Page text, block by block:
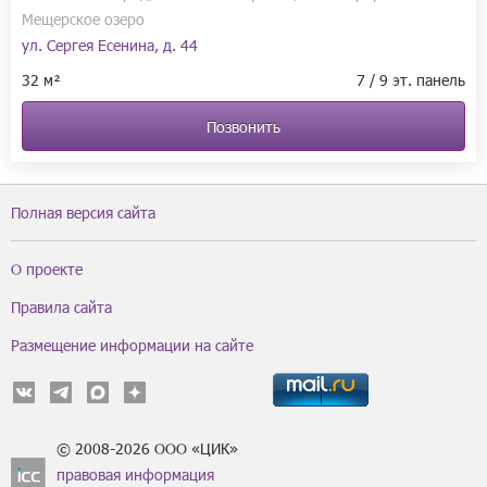
Мещерское озеро
ул. Сергея Есенина, д. 44
32 м²
7 / 9 эт. панель
Позвонить
Полная версия сайта
О проекте
Правила сайта
Размещение информации на сайте
© 2008-2026 ООО «ЦИК»
правовая информация